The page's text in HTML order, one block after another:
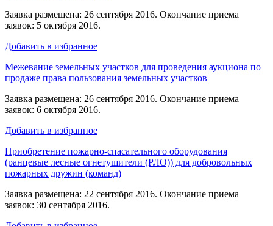
Заявка размещена: 26 сентября 2016. Окончание приема
заявок: 5 октября 2016.
Добавить в избранное
Межевание земельных участков для проведения аукциона по
продаже права пользования земельных участков
Заявка размещена: 26 сентября 2016. Окончание приема
заявок: 6 октября 2016.
Добавить в избранное
Приобретение пожарно-спасательного оборудования
(ранцевые лесные огнетушители (РЛО)) для добровольных
пожарных дружин (команд)
Заявка размещена: 22 сентября 2016. Окончание приема
заявок: 30 сентября 2016.